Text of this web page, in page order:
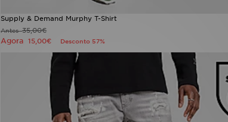
Supply & Demand Murphy T-Shirt
Antes35,00€
Agora 15,00€ Desconto 57%